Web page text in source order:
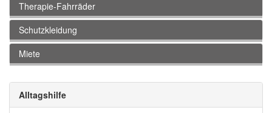
Therapie-Fahrräder
Schutzkleidung
Miete
Alltagshilfe